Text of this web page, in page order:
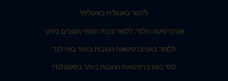
ללמוד באנגלית באיטליה!
אוניברסיטה הולנד: ללמוד בבתי הספר הטובים ביותר
ללמוד באוניברסיטאות הטובות ביותר באירלנד
למד באוניברסיטאות הטובות ביותר בסקוטלנד!